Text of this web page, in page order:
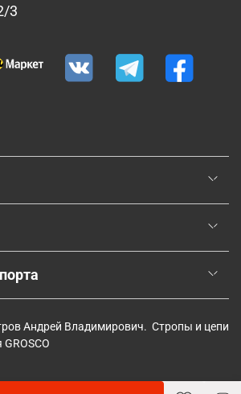
3
Андрей Владимирович. Стропы и цепи